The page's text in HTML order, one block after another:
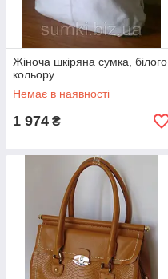
Жіноча шкіряна сумка, білого
кольору
Немає в наявності
1 974 ₴